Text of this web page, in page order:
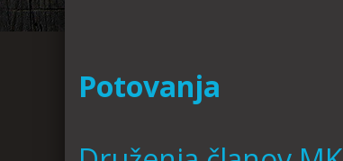
Potovanja